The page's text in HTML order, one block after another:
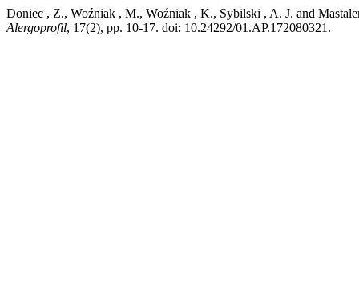
Doniec , Z., Woźniak , M., Woźniak , K., Sybilski , A. J. and
Alergoprofil, 17(2), pp. 10-17. doi: 10.24292/01.AP.172080321.